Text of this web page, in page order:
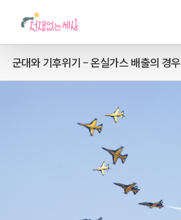
군대와 기후위기 – 온실가스 배출의 경우